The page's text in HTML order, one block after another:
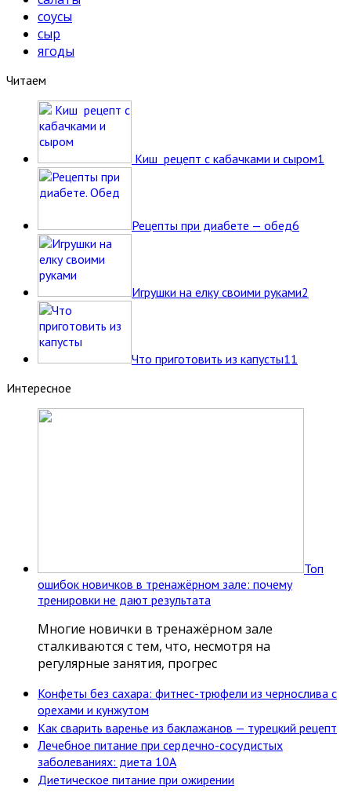
соусы
сыр
ягоды
Читаем
Киш рецепт с кабачками и сыром1
Рецепты при диабете — обед6
Игрушки на елку своими руками2
Что приготовить из капусты11
Интересное
Топ
ошибок новичков в тренажёрном зале: почему
тренировки не дают результата
Многие новички в тренажёрном зале
сталкиваются с тем, что, несмотря на
регулярные занятия, прогрес
Конфеты без сахара: фитнес-трюфели из чернослива с
орехами и кунжутом
Как сварить варенье из баклажанов — турецкий рецепт
Лечебное питание при сердечно-сосудистых
заболеваниях: диета 10А
Диетическое питание при ожирении